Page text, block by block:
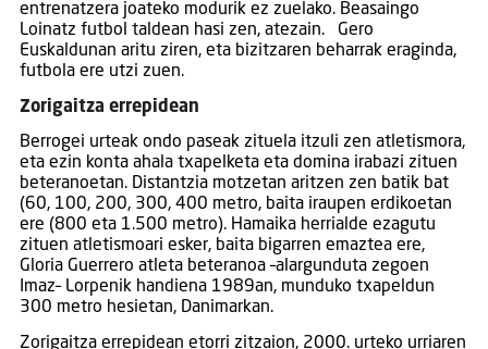
entrenatzera joateko modurik ez zuelako. Beasaingo
Loinatz futbol taldean hasi zen, atezain. Gero
Euskaldunan aritu ziren, eta bizitzaren beharrak eraginda,
futbola ere utzi zuen.
Zorigaitza errepidean
Berrogei urteak ondo paseak zituela itzuli zen atletismora,
eta ezin konta ahala txapelketa eta domina irabazi zituen
beteranoetan. Distantzia motzetan aritzen zen batik bat
(60, 100, 200, 300, 400 metro, baita iraupen erdikoetan
ere (800 eta 1.500 metro). Hamaika herrialde ezagutu
zituen atletismoari esker, baita bigarren emaztea ere,
Gloria Guerrero atleta beteranoa –alargunduta zegoen
Imaz– Lorpenik handiena 1989an, munduko txapeldun
300 metro hesietan, Danimarkan.
Zorigaitza errepidean etorri zitzaion, 2000. urteko urriaren